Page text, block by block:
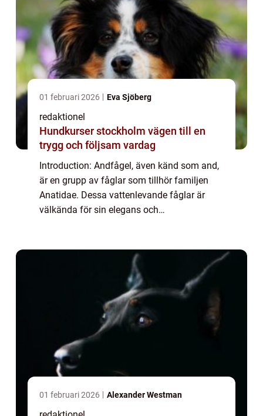
01 februari 2026 Eva Sjöberg
redaktionel
Hundkurser stockholm vägen till en
trygg och följsam vardag
Introduction: Andfågel, även känd som and,
är en grupp av fåglar som tillhör familjen
Anatidae. Dessa vattenlevande fåglar är
välkända för sin elegans och
01 februari 2026 Alexander Westman